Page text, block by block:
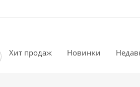
Хит продаж Новинки